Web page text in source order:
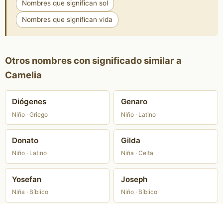
Nombres que significan sol
Nombres que significan vida
Otros nombres con significado similar a
Camelia
Diógenes
Niño · Griego
Genaro
Niño · Latino
Donato
Niño · Latino
Gilda
Niña · Celta
Yosefan
Niña · Bíblico
Joseph
Niño · Bíblico